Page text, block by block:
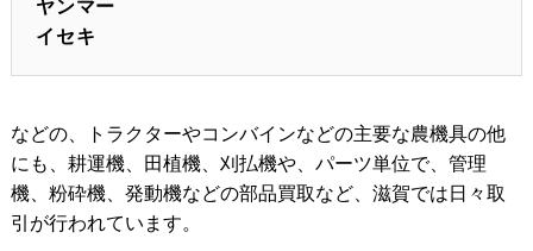
ヤンマー
イセキ
などの、トラクターやコンバインなどの主要な農機具の他
にも、耕運機、田植機、刈払機や、パーツ単位で、管理
機、粉砕機、発動機などの部品買取など、滋賀では日々取
引が行われています。